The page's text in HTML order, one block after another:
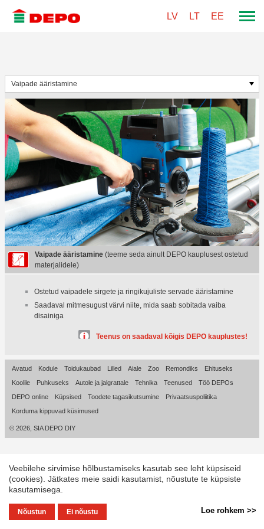
Veebilehe sirvimise hõlbustamiseks kasutab see leht küpsiseid
(cookies). Jätkates meie saidi kasutamist, nõustute te küpsiste
kasutamisega.
Nõustun Ei nõustu Loe rohkem >>
LV LT EE
Vaipade ääristamine (teeme seda ainult DEPO kauplusest ostetud
materjalidele)
Ostetud vaipadele sirgete ja ringikujuliste servade ääristamine
Saadaval mitmesugust värvi niite, mida saab sobitada vaiba
disainiga
Teenus on saadaval kõigis DEPO kauplustes!
Avatud Kodule Toidukaubad Lilled Aiale Zoo Remondiks
Ehituseks
Koolile
Puhkuseks Autole ja jalgrattale Tehnika Teenused
Töö DEPOs
DEPO online
Küpsised Toodete tagasikutsumine
Privaatsuspoliitika
Korduma kippuvad küsimused
© 2026, SIA DEPO DIY